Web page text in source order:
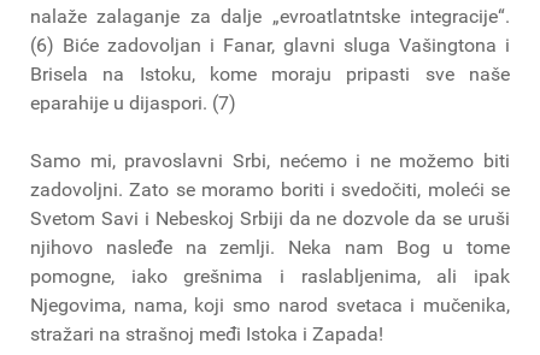
nalaže zalaganje za dalje „evroatlatntske integracije“.
(6) Biće zadovoljan i Fanar, glavni sluga Vašingtona i
Brisela na Istoku, kome moraju pripasti sve naše
eparahije u dijaspori. (7)
Samo mi, pravoslavni Srbi, nećemo i ne možemo biti
zadovoljni. Zato se moramo boriti i svedočiti, moleći se
Svetom Savi i Nebeskoj Srbiji da ne dozvole da se uruši
njihovo nasleđe na zemlji. Neka nam Bog u tome
pomogne, iako grešnima i raslabljenima, ali ipak
Njegovima, nama, koji smo narod svetaca i mučenika,
stražari na strašnoj međi Istoka i Zapada!